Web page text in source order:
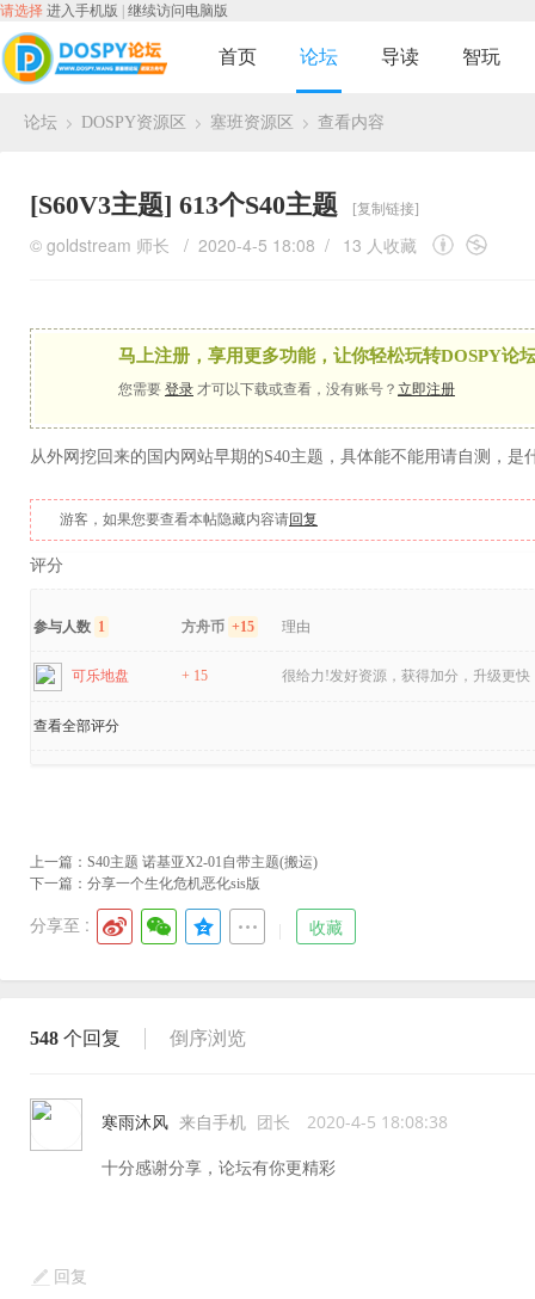
请选择 进入手机版 继续访问电脑版
首页 论坛 导读 智玩
论坛 DOSPY资源区 塞班资源区 查看内容
[S60V3主题] 613个S40主题 [复制链接]
© goldstream 师长 / 2020-4-5 18:08 / 13 人收藏
马上注册，享用更多功能，让你轻松玩转DOSPY论
您需要 登录 才可以下载或查看，没有账号？ 立即注册
从外网挖回来的国内网站早期的S40主题，具体能不能用请自测，是
游客，如果您要查看本帖隐藏内容请回复
评分
参与人数 1 方舟币 +15 理由
可乐地盘 + 15 很给力!发好资源，获得加分，升级更快
查看全部评分
上一篇： S40主题 诺基亚X2-01自带主题(搬运)
下一篇： 分享一个生化危机恶化sis版
分享至 : 收藏
548 个回复 倒序浏览
寒雨沐风 来自手机 团长 2020-4-5 18:08:38
十分感谢分享，论坛有你更精彩
回复